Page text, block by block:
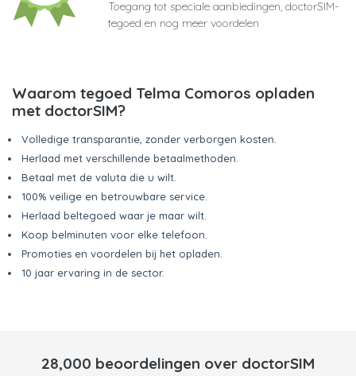
Toegang tot speciale aanbiedingen, doctorSIM-
tegoed en nog meer voordelen
Waarom tegoed Telma Comoros opladen
met doctorSIM?
Volledige transparantie, zonder verborgen kosten.
Herlaad met verschillende betaalmethoden.
Betaal met de valuta die u wilt.
100% veilige en betrouwbare service.
Herlaad beltegoed waar je maar wilt.
Koop belminuten voor elke telefoon.
Promoties en voordelen bij het opladen.
10 jaar ervaring in de sector.
28,000 beoordelingen over doctorSIM